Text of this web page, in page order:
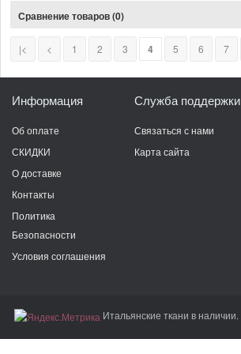
Сравнение товаров (0)
|< < 1 2 3 4 5 6 7
Информация
Об оплате
СКИДКИ
О доставке
Контакты
Политика
Безопасности
Условия соглашения
Служба поддержки
Связаться с нами
Карта сайта
Итальянские ткани в наличии.